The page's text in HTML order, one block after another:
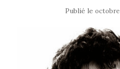
Publié le octobre